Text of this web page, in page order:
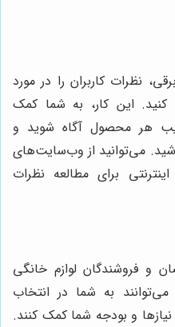
نظرات کاربران را در مورد
این کار، به شما کمک
هر محصول آگاه شوید و
می‌توانید از وب‌سایت‌های
برای مطالعه نظرات
و فروشندگان لوازم خانگی
به شما در انتخاب
و بودجه شما کمک کنند.